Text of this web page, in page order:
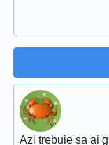
Azi trebuie sa ai